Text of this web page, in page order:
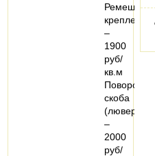
крепление
–
1900
руб/
кв.м
Поворотная
скоба
(люверс)
–
2000
руб/